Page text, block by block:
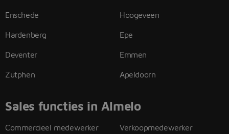
Enschede
Hardenberg
Deventer
Zutphen
Hoogeveen
Epe
Emmen
Apeldoorn
Sales functies in Almelo
Commercieel medewerker
Verkoopmedewerker